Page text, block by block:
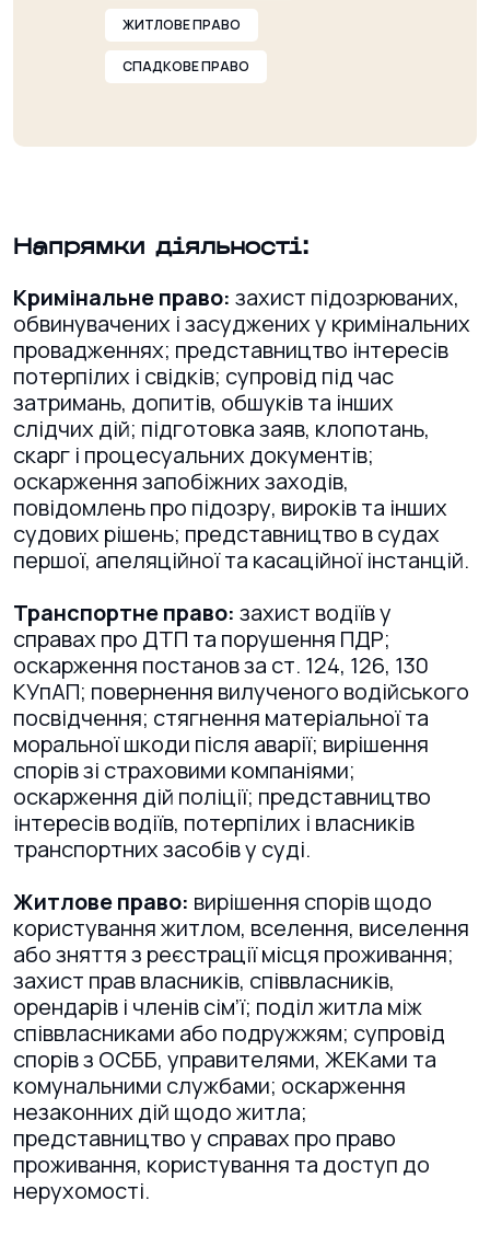
ЖИТЛОВЕ ПРАВО
СПАДКОВЕ ПРАВО
Напрямки діяльності:
Кримінальне право: захист підозрюваних,
обвинувачених і засуджених у кримінальних
провадженнях; представництво інтересів
потерпілих і свідків; супровід під час
затримань, допитів, обшуків та інших
слідчих дій; підготовка заяв, клопотань,
скарг і процесуальних документів;
оскарження запобіжних заходів,
повідомлень про підозру, вироків та інших
судових рішень; представництво в судах
першої, апеляційної та касаційної інстанцій.
Транспортне право: захист водіїв у
справах про ДТП та порушення ПДР;
оскарження постанов за ст. 124, 126, 130
КУпАП; повернення вилученого водійського
посвідчення; стягнення матеріальної та
моральної шкоди після аварії; вирішення
спорів зі страховими компаніями;
оскарження дій поліції; представництво
інтересів водіїв, потерпілих і власників
транспортних засобів у суді.
Житлове право: вирішення спорів щодо
користування житлом, вселення, виселення
або зняття з реєстрації місця проживання;
захист прав власників, співвласників,
орендарів і членів сім’ї; поділ житла між
співвласниками або подружжям; супровід
спорів з ОСББ, управителями, ЖЕКами та
комунальними службами; оскарження
незаконних дій щодо житла;
представництво у справах про право
проживання, користування та доступ до
нерухомості.